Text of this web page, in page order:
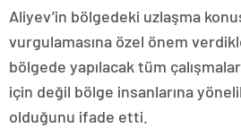
Aliyev’in bölgedeki uzlaşma
vurgulamasına özel önem
bölgede yapılacak tüm
için değil bölge insanlarına
olduğunu ifade etti.